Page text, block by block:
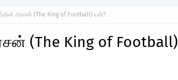
அரசன் (The King of Football) யார்?
(The King of Football)